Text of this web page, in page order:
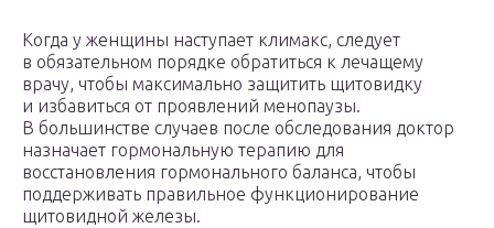
Когда у женщины наступает климакс, следует
в обязательном порядке обратиться к лечащему
врачу, чтобы максимально защитить щитовидку
и избавиться от проявлений менопаузы.
В большинстве случаев после обследования доктор
назначает гормональную терапию для
восстановления гормонального баланса, чтобы
поддерживать правильное функционирование
щитовидной железы.